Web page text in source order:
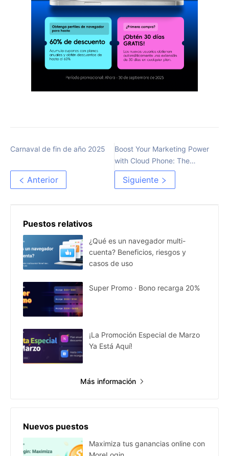
Carnaval de fin de año 2025
Anterior
Boost Your Marketing Power
with Cloud Phone: The
Practical Multi-Account
Management Tool
Siguiente
Puestos relativos
¿Qué es un navegador multi-
cuenta? Beneficios, riesgos y
casos de uso
Super Promo · Bono recarga 20%
¡La Promoción Especial de Marzo
Ya Está Aquí!
Más información
Nuevos puestos
Maximiza tus ganancias online con